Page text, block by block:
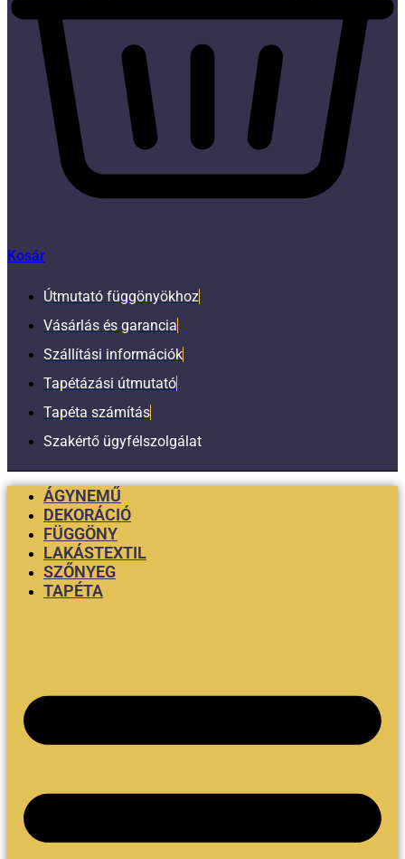
Kosár
Útmutató függönyökhoz
Vásárlás és garancia
Szállítási információk
Tapétázási útmutató
Tapéta számítás
Szakértő ügyfélszolgálat
ÁGYNEMŰ
DEKORÁCIÓ
FÜGGÖNY
LAKÁSTEXTIL
SZŐNYEG
TAPÉTA